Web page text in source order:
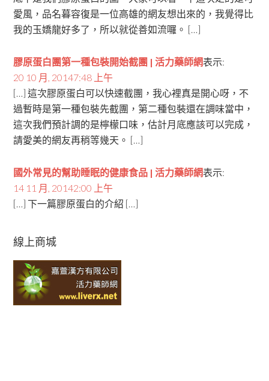
愛風，品名暮容復是一位高雄的網友想出來的，我覺得比
我的玉嬌龍好多了，所以就從善如流囉。 […]
膠原蛋白團第一種包裝開始截團 | 活力藥師網表示:
20 10 月, 20147:48 上午
[…] 這次膠原蛋白可以快速截團，我心裡真是開心呀，不
過暫時是第一種包裝先截團，第二種包裝還在調味當中，
這次我們預計調的是檸檬口味，估計月底應該可以完成，
請愛美的網友再稍等幾天。 […]
國外常見的幫助睡眠的健康食品 | 活力藥師網表示:
14 11 月, 20142:00 上午
[…] 下一篇膠原蛋白的介紹 […]
線上商城